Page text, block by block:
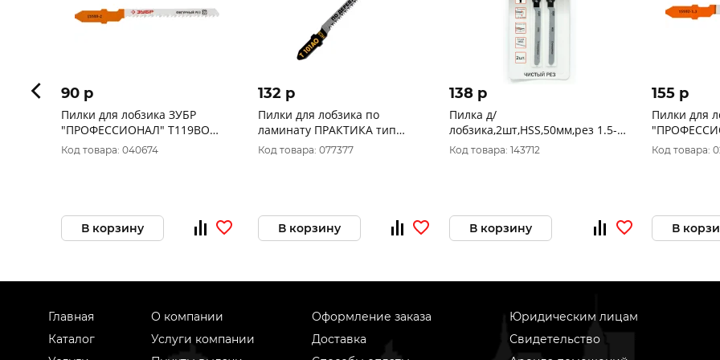
90 p
Пилки для лобзика ЗУБР
"ПРОФЕССИОНАЛ" T119BO
HCS 2шт.
Код товара: 040674
В корзину
132 p
Пилки для лобзика по
ламинату ПРАКТИКА тип
T101AO 76 х 50 мм,
криволинейный рез, HCS
Код товара: 077377
В корзину
138 p
Пилка д/
лобзика,2шт,HSS,50мм,рез 1.5-
15мм,д/
ДСП,МДФ,столешницы,фигурн.рез,BoschT101AOF
Код товара: 143712
В корзину
155 p
Пилки для
Код товара:
В
Главная
Каталог
О компании
Услуги компании
Оформление заказа
Доставка
Юридическим лицам
Свидетельство